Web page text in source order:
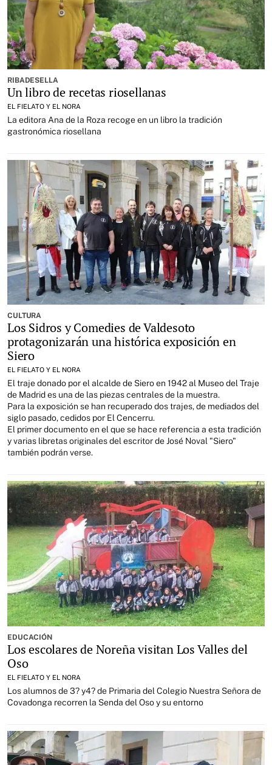
RIBADESELLA
Un libro de recetas riosellanas
EL FIELATO Y EL NORA
La editora Ana de la Roza recoge en un libro la tradición
gastronómica riosellana
CULTURA
Los Sidros y Comedies de Valdesoto
protagonizarán una histórica exposición en
Siero
EL FIELATO Y EL NORA
El traje donado por el alcalde de Siero en 1942 al Museo del Traje
de Madrid es una de las piezas centrales de la muestra.
Para la exposición se han recuperado dos trajes, de mediados del
siglo pasado, cedidos por El Cencerru.
El primer documento en el que se hace referencia a esta tradición
y varias libretas originales del escritor de José Noval "Siero"
también podrán verse.
EDUCACIÓN
Los escolares de Noreña visitan Los Valles del
Oso
EL FIELATO Y EL NORA
Los alumnos de 3? y4? de Primaria del Colegio Nuestra Señora de
Covadonga recorren la Senda del Oso y su entorno